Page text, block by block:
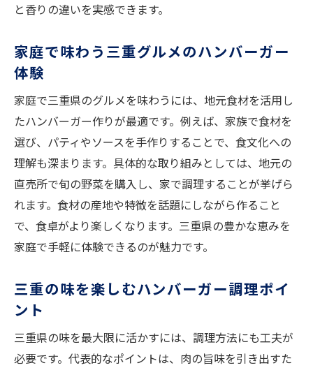
と香りの違いを実感できます。
家庭で味わう三重グルメのハンバーガー
体験
家庭で三重県のグルメを味わうには、地元食材を活用し
たハンバーガー作りが最適です。例えば、家族で食材を
選び、パティやソースを手作りすることで、食文化への
理解も深まります。具体的な取り組みとしては、地元の
直売所で旬の野菜を購入し、家で調理することが挙げら
れます。食材の産地や特徴を話題にしながら作ること
で、食卓がより楽しくなります。三重県の豊かな恵みを
家庭で手軽に体験できるのが魅力です。
三重の味を楽しむハンバーガー調理ポイ
ント
三重県の味を最大限に活かすには、調理方法にも工夫が
必要です。代表的なポイントは、肉の旨味を引き出すた